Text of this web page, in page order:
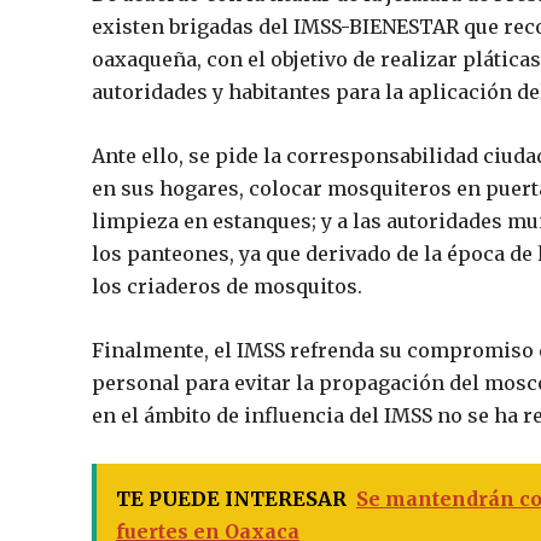
existen brigadas del IMSS-BIENESTAR que
oaxaqueña, con el objetivo de realizar
autoridades y habitantes para la aplicación
Ante ello, se pide la corresponsabilidad
en sus hogares, colocar mosquiteros en
limpieza en estanques; y a las autoridades
los panteones, ya que derivado de la época
los criaderos de mosquitos.
Finalmente, el IMSS refrenda su
personal para evitar la propagación del
en el ámbito de influencia del IMSS no se ha
TE PUEDE INTERESAR Se mantendrán
fuertes en Oaxaca